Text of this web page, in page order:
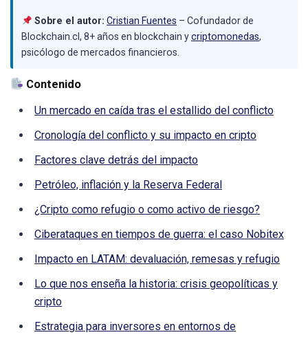
Sobre el autor: Cristian Fuentes – Cofundador de
Blockchain.cl, 8+ años en blockchain ycriptomonedas,
psicólogo de mercados financieros.
Contenido
Un mercado en caída tras el estallido del conflicto
Cronología del conflicto y su impacto en cripto
Factores clave detrás del impacto
Petróleo, inflación y la Reserva Federal
¿Cripto como refugio o como activo de riesgo?
Ciberataques en tiempos de guerra: el caso Nobitex
Impacto en LATAM: devaluación, remesas y refugio
Lo que nos enseña la historia: crisis geopolíticas y
cripto
Estrategia para inversores en entornos de